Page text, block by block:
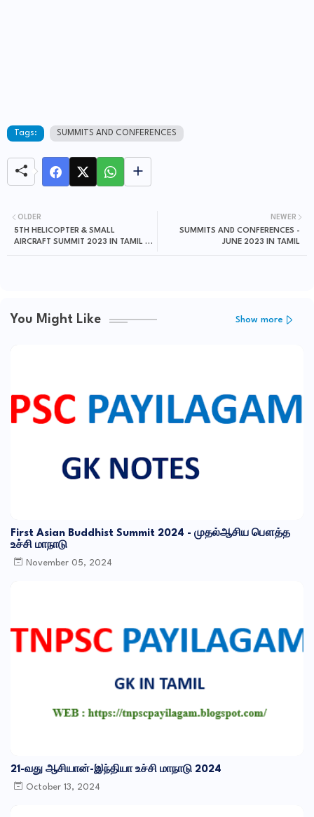
Tags: SUMMITS AND CONFERENCES
NEWER
SUMMITS AND CONFERENCES -
JUNE 2023 IN TAMIL
OLDER
5TH HELICOPTER & SMALL
AIRCRAFT SUMMIT 2023 IN TAMIL -
You Might Like Show more
First Asian Buddhist Summit 2024 - முதல்ஆசிய பௌத்த
உச்சி மாநாடு
November 05, 2024
21-வது ஆசியான்-இந்தியா உச்சி மாநாடு 2024
October 13, 2024